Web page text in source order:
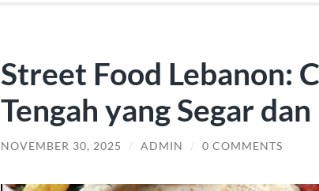
Street Food Lebanon:
Tengah yang Segar
NOVEMBER 30, 2025 / ADMIN / 0 COMMENTS